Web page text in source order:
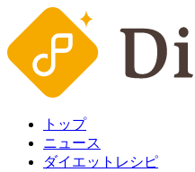
トップ
ニュース
ダイエットレシピ